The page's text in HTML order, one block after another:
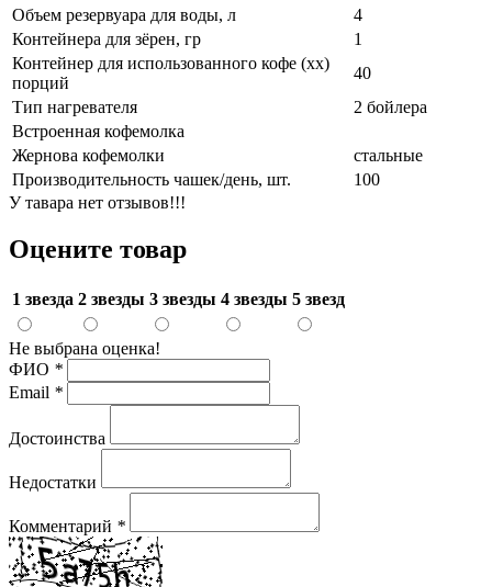
Объем резервуара для воды, л
4
Контейнера для зёрен, гр
1
Контейнер для использованного кофе (хх)
порций
40
Тип нагревателя
2 бойлера
Встроенная кофемолка
Жернова кофемолки
стальные
Производительность чашек/день, шт.
100
У тавара нет отзывов!!!
Оцените товар
1 звезда 2 звезды 3 звезды 4 звезды 5 звезд
Не выбрана оценка!
ФИО *
Email *
Достоинства
Недостатки
Комментарий *